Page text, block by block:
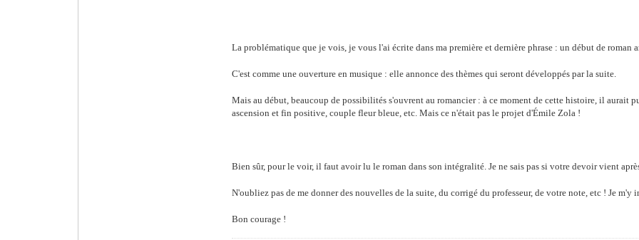
La problématique que je vois, je vous l'ai écrite dans ma première et dernière phrase : un début de roman
C'est comme une ouverture en musique : elle annonce des thèmes qui seront développés par la suite.
Mais au début, beaucoup de possibilités s'ouvrent au romancier : à ce moment de cette histoire, il aurait
ascension et fin positive, couple fleur bleue, etc. Mais ce n'était pas le projet d'Émile Zola !
Bien sûr, pour le voir, il faut avoir lu le roman dans son intégralité. Je ne sais pas si votre devoir vient
N'oubliez pas de me donner des nouvelles de la suite, du corrigé du professeur, de votre note, etc ! Je m'y
Bon courage !